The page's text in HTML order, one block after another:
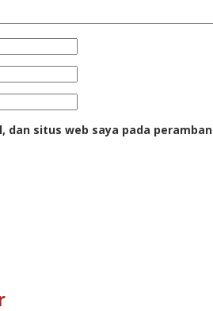
dan situs web saya pada